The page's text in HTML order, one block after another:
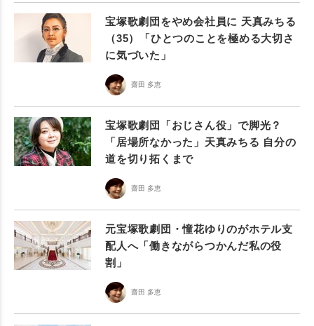
宝塚歌劇団をやめ会社員に 天真みちる
（35）「ひとつのことを極める大切さ
に気づいた」
齋田 多恵
宝塚歌劇団「おじさん役」で脚光？
「居場所なかった」天真みちる 自分の
道を切り拓くまで
齋田 多恵
元宝塚歌劇団・憧花ゆりのがホテル支
配人へ「働きながらつかんだ私の役
割」
齋田 多恵